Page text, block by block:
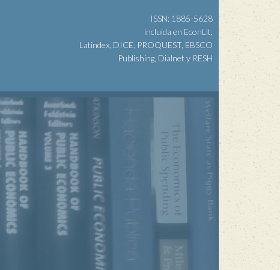
ISSN: 1885-5628
incluida en EconLit,
Latindex, DICE, PROQUEST, EBSCO
Publishing, Dialnet y RESH